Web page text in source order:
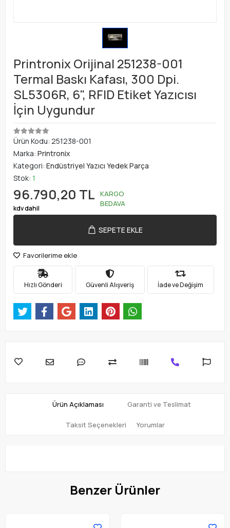
Printronix Orijinal 251238-001
Termal Baskı Kafası, 300 Dpi.
SL5306R, 6", RFID Etiket Yazıcısı
İçin Uygundur
Ürün Kodu: 251238-001
Marka: Printronix
Kategori: Endüstriyel Yazıcı Yedek Parça
Stok: 1
96.790,20 TL
kdv dahil
KARGO
BEDAVA
SEPETE EKLE
Favorilerime ekle
Hızlı Gönderi Güvenli Alışveriş İade ve Değişim
Ürün Açıklaması Garanti ve Teslimat
Taksit Seçenekleri Yorumlar
Benzer Ürünler